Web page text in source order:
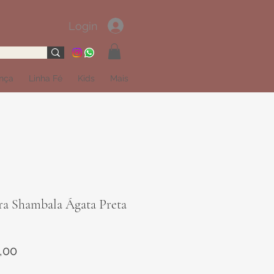
Login
Linha Fé Kids Mais
Shambala Ágata Preta